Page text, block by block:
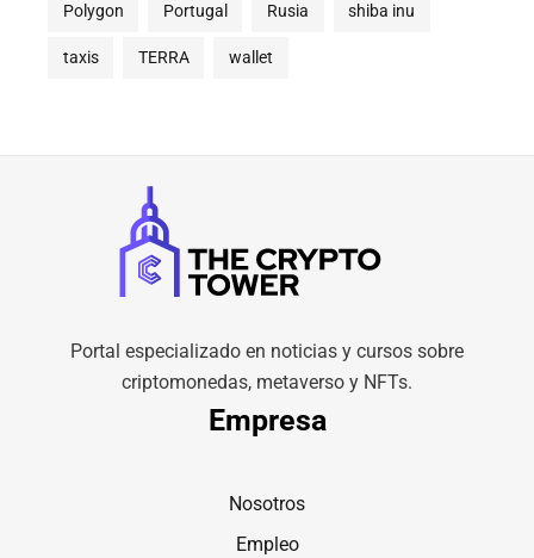
Polygon Portugal Rusia shiba inu
taxis TERRA wallet
Portal especializado en noticias y cursos sobre
criptomonedas, metaverso y NFTs.
Empresa
Nosotros
Empleo